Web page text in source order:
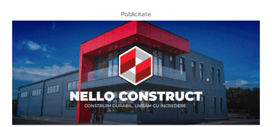
Publicitate